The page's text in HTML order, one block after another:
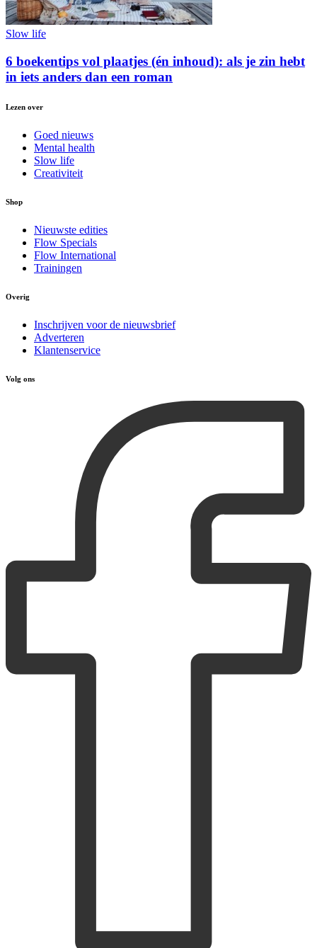
Slow life
6 boekentips vol plaatjes (én inhoud): als je zin hebt
in iets anders dan een roman
Lezen over
Goed nieuws
Mental health
Slow life
Creativiteit
Shop
Nieuwste edities
Flow Specials
Flow International
Trainingen
Overig
Inschrijven voor de nieuwsbrief
Adverteren
Klantenservice
Volg ons